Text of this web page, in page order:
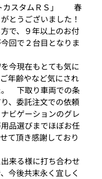
カスタムＲＳ」 春
うございました！
で、９年以上のお付
回で２台目となりま
今現在もとても気に
年齢やなど気にされ
。 下取り車両での条
、委託注文での依頼
ビゲーションのグレ
品選びまでほぼお任
て頂き感謝しており
来る様に打ち合わせ
今後共末永く宜しく